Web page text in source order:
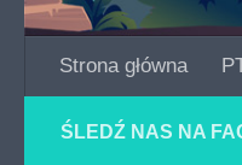
Strona główna
ŚLEDŹ NAS NA